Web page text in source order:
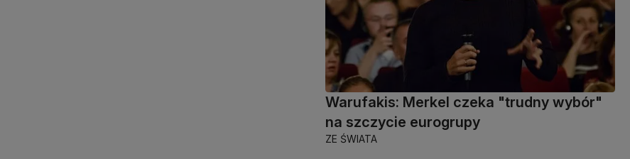
Warufakis: Merkel czeka "trudny wybór"
na szczycie eurogrupy
ZE ŚWIATA